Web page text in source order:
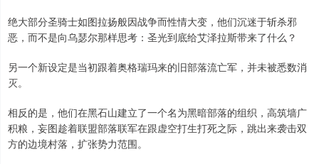
绝大部分圣骑士如图拉扬般因战争而性情大变，他们沉迷于斩杀邪
恶，而不是向乌瑟尔那样思考：圣光到底给艾泽拉斯带来了什么？
另一个新设定是当初跟着奥格瑞玛来的旧部落流亡军，并未被悉数消
灭。
相反的是，他们在黑石山建立了一个名为黑暗部落的组织，高筑墙广
积粮，妄图趁着联盟部落联军在跟虚空打生打死之际，跳出来袭击双
方的边境村落，扩张势力范围。